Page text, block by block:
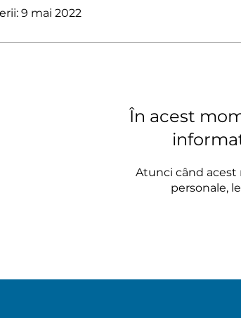
9 mai 2022
În acest
Atunci când
personale,